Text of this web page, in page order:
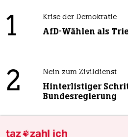
1 Krise der Demokratie
AfD-Wählen als
2 Nein zum Zivildienst
Hinterlistiger
Bundesregierung
Bundeszentrale für
taz zahl ich